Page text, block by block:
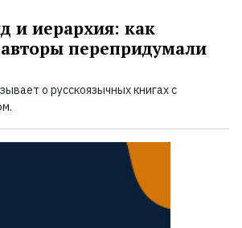
и иерархия: как
перепридумали
о русскоязычных книгах с